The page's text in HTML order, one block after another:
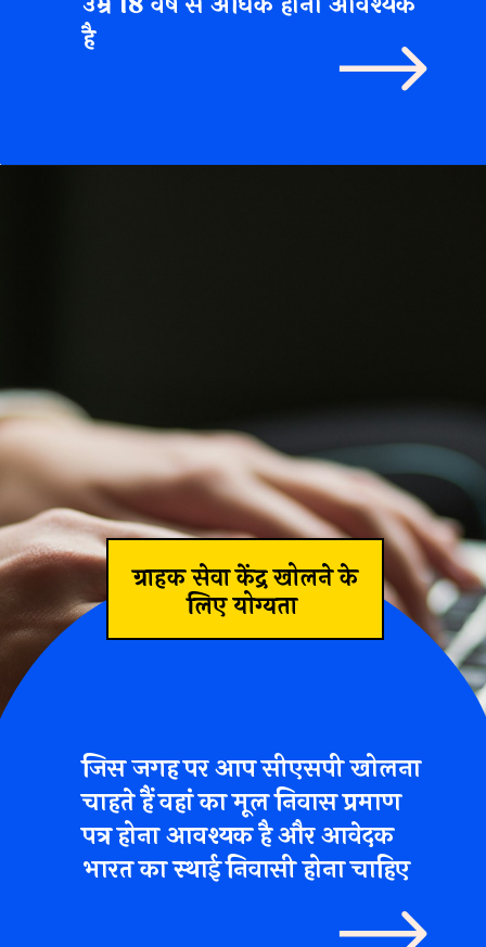
है
ग्राहक सेवा केंद्र खोलने के
लिए योग्यता
जिस जगह पर आप सीएसपी खोलना
चाहते हैं वहां का मूल निवास प्रमाण
पत्र होना आवश्यक है और आवेदक
भारत का स्थाई निवासी होना चाहिए